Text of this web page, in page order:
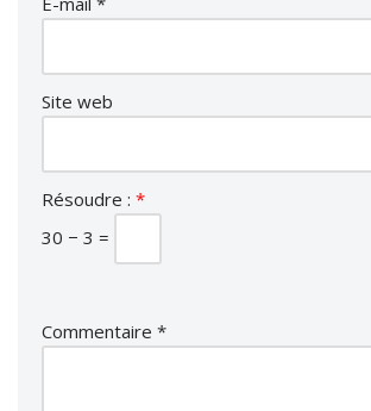
Site web
Résoudre : *
30 − 3 =
Commentaire *